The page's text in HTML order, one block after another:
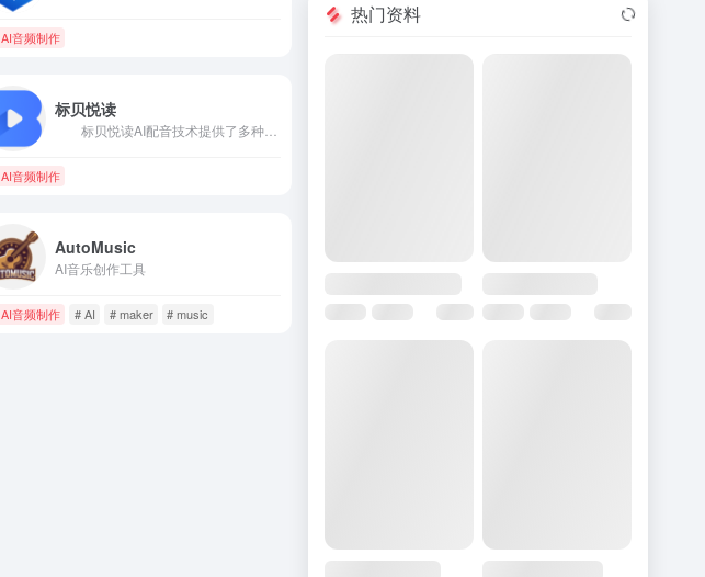
AI音频制作
标贝悦读
标贝悦读AI配音技术提供了多种针对不同场景的定制化服务，包括智能语音客服、在线教育、有声读物、短视频等。对于不同场景的需求，标贝悦读提供了不同的发音风格和声音类型，比如男声、女声、童声、老年人声音等等。 AI配音合成 AI合成语音，快速、媲美真人，多种发音人可供选择 声音转换 像柯南的变声领结一样的神奇魔法，解决你的配音难题
AI音频制作
AutoMusic
AI音乐创作工具
AI音频制作 # AI # maker # music
热门资料